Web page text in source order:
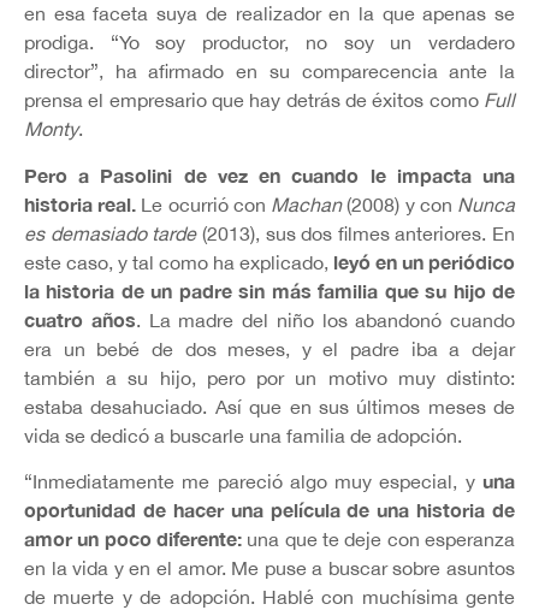
en esa faceta suya de realizador en la que apenas se
prodiga. “Yo soy productor, no soy un verdadero
director”, ha afirmado en su comparecencia ante la
prensa el empresario que hay detrás de éxitos como Full
Monty.
Pero a Pasolini de vez en cuando le impacta una
historia real. Le ocurrió con Machan(2008) y con Nunca
es demasiado tarde(2013), sus dos filmes anteriores. En
este caso, y tal como ha explicado, leyó en un periódico
la historia de un padre sin más familia que su hijo de
cuatro años. La madre del niño los abandonó cuando
era un bebé de dos meses, y el padre iba a dejar
también a su hijo, pero por un motivo muy distinto:
estaba desahuciado. Así que en sus últimos meses de
vida se dedicó a buscarle una familia de adopción.
“Inmediatamente me pareció algo muy especial, y una
oportunidad de hacer una película de una historia de
amor un poco diferente: una que te deje con esperanza
en la vida y en el amor. Me puse a buscar sobre asuntos
de muerte y de adopción. Hablé con muchísima gente